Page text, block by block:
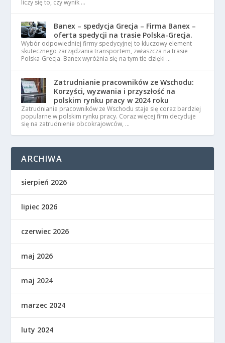
liczy się to, czy wynik …
Banex – spedycja Grecja – Firma Banex –
oferta spedycji na trasie Polska-Grecja.
Wybór odpowiedniej firmy spedycyjnej to kluczowy element
skutecznego zarządzania transportem, zwłaszcza na trasie
Polska-Grecja. Banex wyróżnia się na tym tle dzięki …
Zatrudnianie pracowników ze Wschodu:
Korzyści, wyzwania i przyszłość na
polskim rynku pracy w 2024 roku
Zatrudnianie pracowników ze Wschodu staje się coraz bardziej
popularne w polskim rynku pracy. Coraz więcej firm decyduje
się na zatrudnienie obcokrajowców, …
ARCHIWA
sierpień 2026
lipiec 2026
czerwiec 2026
maj 2026
maj 2024
marzec 2024
luty 2024